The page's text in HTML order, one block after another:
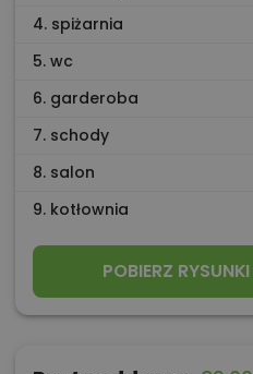
4. spiżarnia
5. wc
6. garderoba
7. schody
8. salon
9. kotłownia
POBIERZ